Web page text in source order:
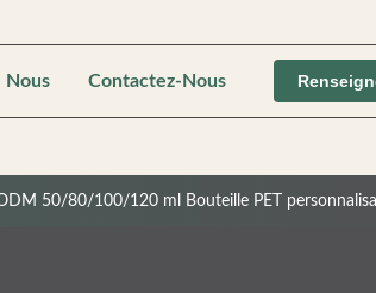
Nous Contactez-Nous
50/80/100/120 ml Bouteille PET